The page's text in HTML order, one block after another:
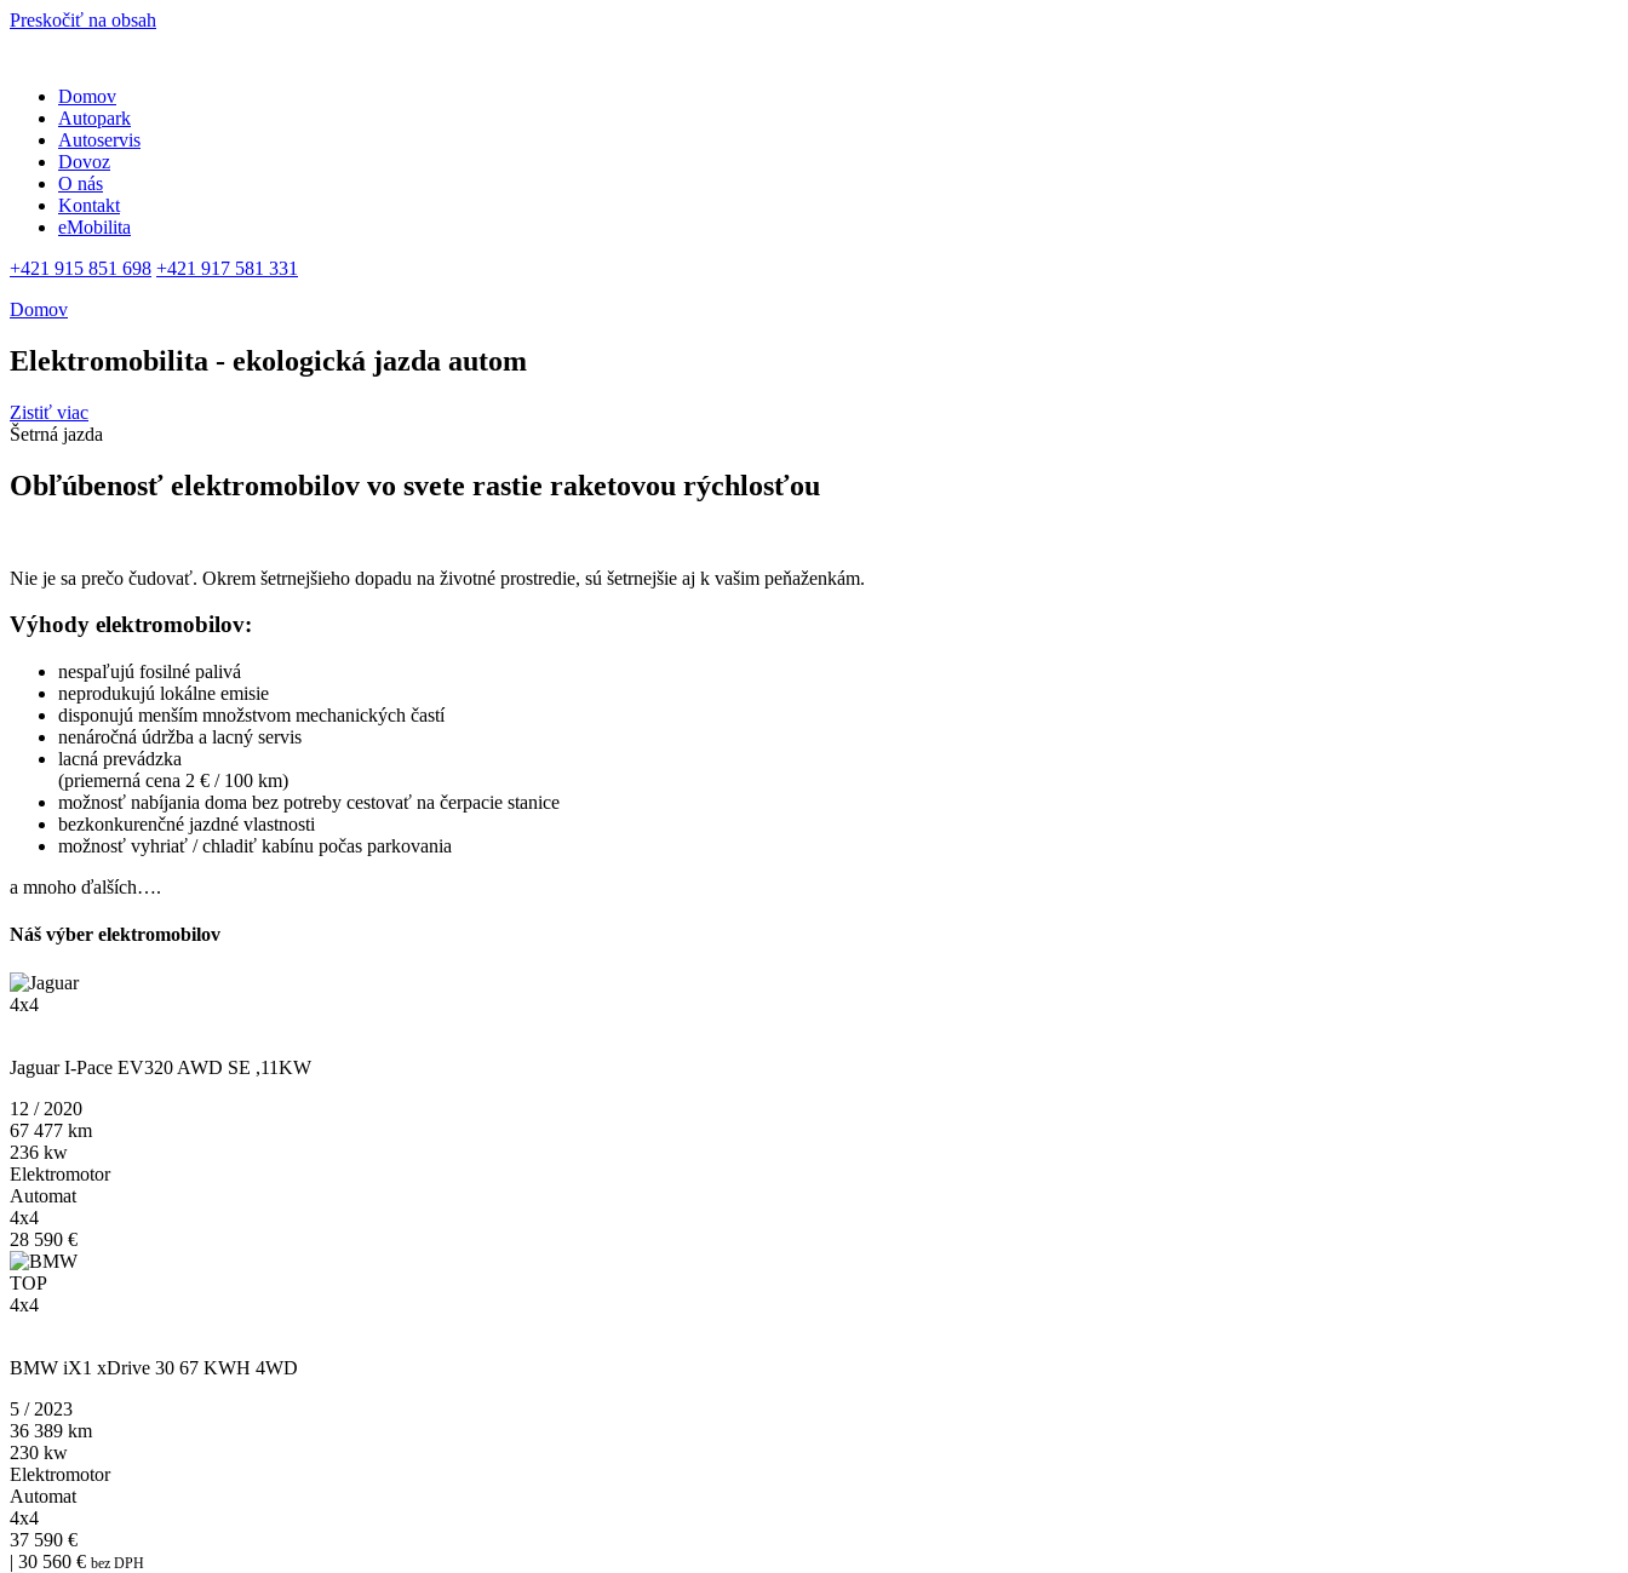
Preskočiť na obsah
Domov
Autopark
Autoservis
Dovoz
O nás
Kontakt
eMobilita
+421 915 851 698 +421 917 581 331
Domov
Elektromobilita - ekologická jazda autom
Zistiť viac
Šetrná jazda
Obľúbenosť elektromobilov vo svete rastie raketovou rýchlosťou
Nie je sa prečo čudovať. Okrem šetrnejšieho dopadu na životné prostredie, sú šetrnejšie aj k vašim peňaženkám.
Výhody elektromobilov:
nespaľujú fosilné palivá
neprodukujú lokálne emisie
disponujú menším množstvom mechanických častí
nenáročná údržba a lacný servis
lacná prevádzka
(priemerná cena 2 € / 100 km)
možnosť nabíjania doma bez potreby cestovať na čerpacie stanice
bezkonkurenčné jazdné vlastnosti
možnosť vyhriať / chladiť kabínu počas parkovania
a mnoho ďalších….
Náš výber elektromobilov
4x4
Jaguar I-Pace EV320 AWD SE ,11KW
12 / 2020
67 477 km
236 kw
Elektromotor
Automat
4x4
28 590 €
TOP
4x4
BMW iX1 xDrive 30 67 KWH 4WD
5 / 2023
36 389 km
230 kw
Elektromotor
Automat
4x4
37 590 €
| 30 560 € bez DPH